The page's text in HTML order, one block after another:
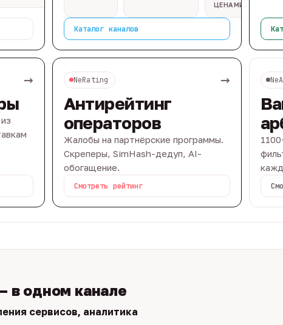
ЦЕНАМИ
Каталог каналов
→ NeRating →
Антирейтинг
операторов
Жалобы на партнёрские программы.
Скреперы, SimHash-дедуп, AI-
обогащение.
Смотреть рейтинг
в одном канале
сервисов, аналитика